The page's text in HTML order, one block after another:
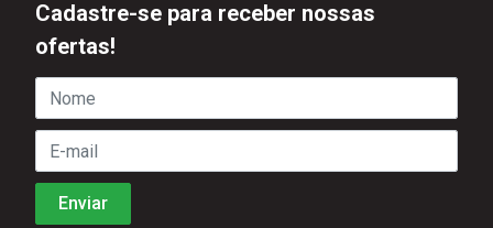
Cadastre-se para receber nossas
ofertas!